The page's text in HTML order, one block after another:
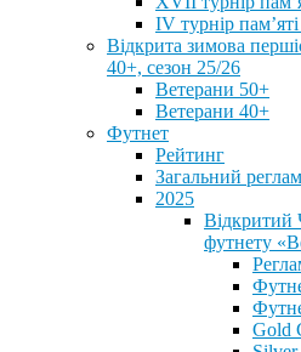
IV турнір
Відкрита зимова
40+, сезон 25/26
Ветерани 50+
Ветерани 40+
Футнет
Рейтинг
Загальний
2025
Відкритий
футнету
Gold